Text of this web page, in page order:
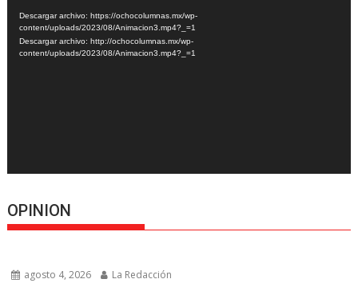
de
vídeo
Descargar archivo: https://ochocolumnas.mx/wp-
content/uploads/2023/08/Animacion3.mp4?_=1
Descargar archivo: http://ochocolumnas.mx/wp-
content/uploads/2023/08/Animacion3.mp4?_=1
OPINION
agosto 4, 2026 La Redacción